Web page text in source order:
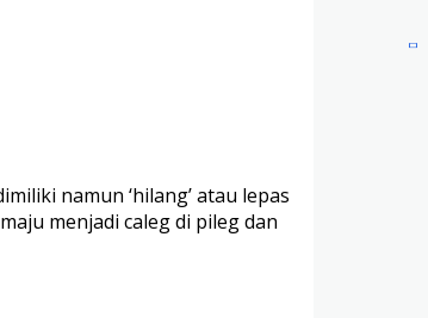
namun ‘hilang’ atau lepas
menjadi caleg di pileg dan